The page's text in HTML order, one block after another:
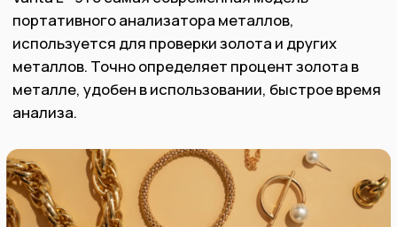
Мы покупаем как импортные, так и
отечественные изделия, имеющие
клеймо или без него.
В нашем центральном офисе есть
Правильные шагидля получения